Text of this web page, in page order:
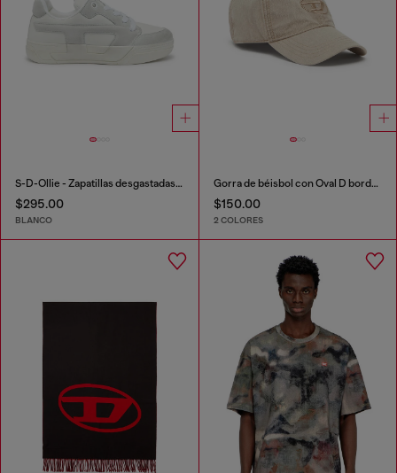
S-D-Ollie - Zapatillas desgastadas de piel y ante
$295.00
BLANCO
Gorra de béisbol con Oval D bordado
$150.00
2 COLORES